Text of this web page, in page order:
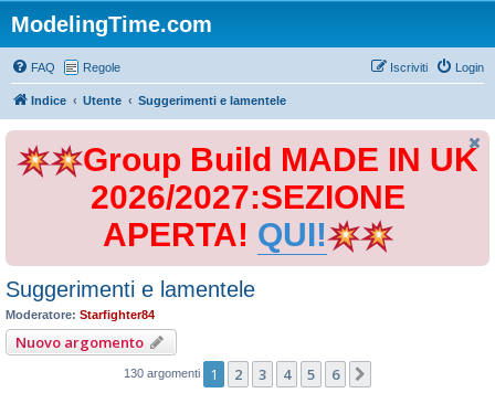
ModelingTime.com
FAQ Regole Login
Iscriviti
Indice Utente Suggerimenti e lamentele
Group Build MADE IN UK
2026/2027:SEZIONE
APERTA! QUI!
Suggerimenti e lamentele
Moderatore: Starfighter84
Nuovo argomento
130 argomenti 1 2 3 4 5 6